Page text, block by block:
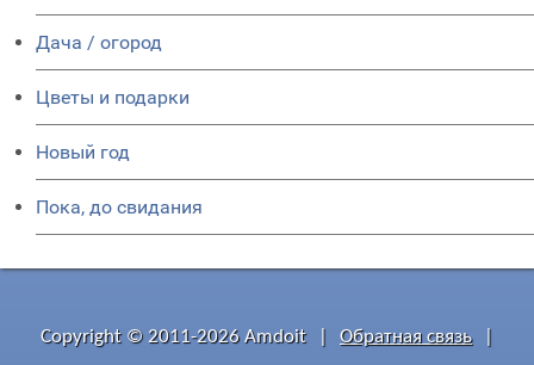
Дача / огород
Цветы и подарки
Новый год
Пока, до свидания
Copyright © 2011-2026 Amdoit Обратная связь